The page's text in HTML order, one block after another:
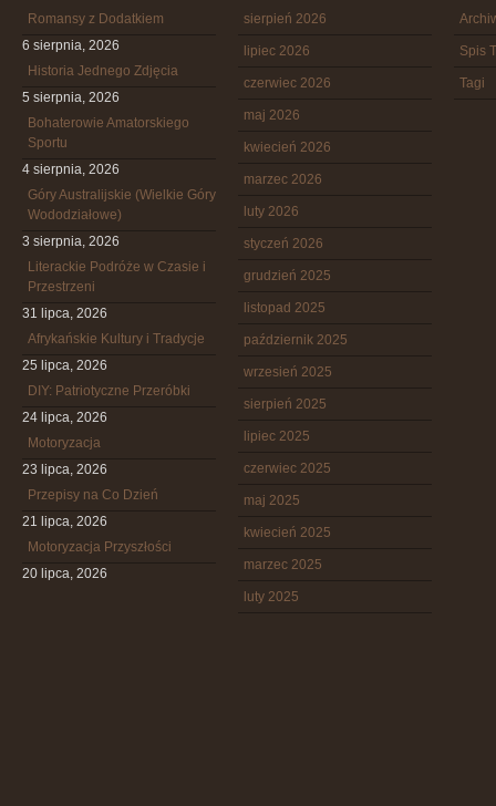
Romansy z Dodatkiem
6 sierpnia, 2026
Historia Jednego Zdjęcia
5 sierpnia, 2026
Bohaterowie Amatorskiego
Sportu
4 sierpnia, 2026
Góry Australijskie (Wielkie Góry
Wododziałowe)
3 sierpnia, 2026
Literackie Podróże w Czasie i
Przestrzeni
31 lipca, 2026
Afrykańskie Kultury i Tradycje
25 lipca, 2026
DIY: Patriotyczne Przeróbki
24 lipca, 2026
Motoryzacja
23 lipca, 2026
Przepisy na Co Dzień
21 lipca, 2026
Motoryzacja Przyszłości
20 lipca, 2026
sierpień 2026
lipiec 2026
czerwiec 2026
maj 2026
kwiecień 2026
marzec 2026
luty 2026
styczeń 2026
grudzień 2025
listopad 2025
październik 2025
wrzesień 2025
sierpień 2025
lipiec 2025
czerwiec 2025
maj 2025
kwiecień 2025
marzec 2025
luty 2025
Spis
Tagi